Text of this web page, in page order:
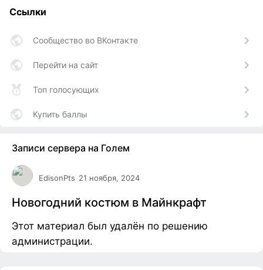
Ссылки
Сообщество во ВКонтакте
Перейти на сайт
Топ голосующих
Купить баллы
Записи сервера на Голем
EdisonPts 21 ноября, 2024
Новогодний костюм в Майнкрафт
Этот материал был удалён по решению
администрации.